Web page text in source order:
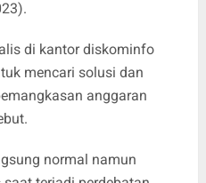
di kantor diskominfo
mencari solusi dan
anggaran
normal namun